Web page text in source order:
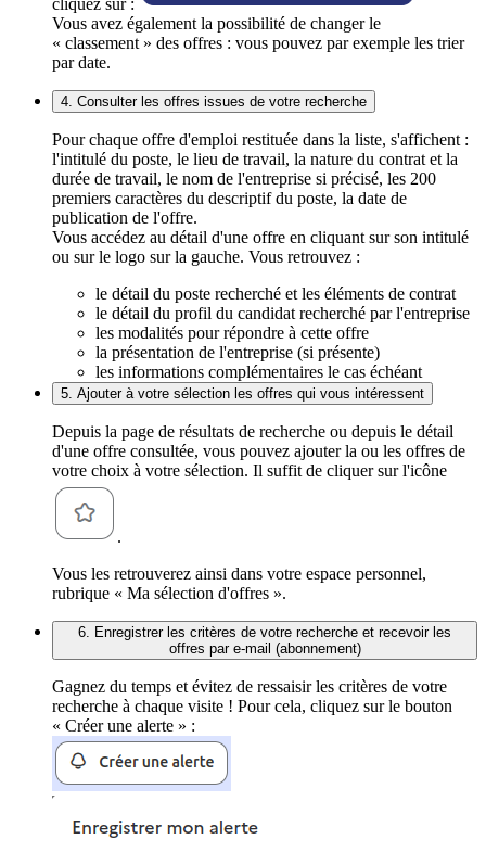
Vous avez également la possibilité de changer le
« classement » des offres : vous pouvez par exemple les trier
par date.
4. Consulter les offres issues de votre recherche
Pour chaque offre d'emploi restituée dans la liste, s'affichent :
l'intitulé du poste, le lieu de travail, la nature du contrat et la
durée de travail, le nom de l'entreprise si précisé, les 200
premiers caractères du descriptif du poste, la date de
publication de l'offre.
Vous accédez au détail d'une offre en cliquant sur son intitulé
ou sur le logo sur la gauche. Vous retrouvez :
le détail du poste recherché et les éléments de contrat
le détail du profil du candidat recherché par l'entreprise
les modalités pour répondre à cette offre
la présentation de l'entreprise (si présente)
les informations complémentaires le cas échéant
5. Ajouter à votre sélection les offres qui vous intéressent
Depuis la page de résultats de recherche ou depuis le détail
d'une offre consultée, vous pouvez ajouter la ou les offres de
votre choix à votre sélection. Il suffit de cliquer sur l'icône
.
Vous les retrouverez ainsi dans votre espace personnel,
rubrique « Ma sélection d'offres ».
6. Enregistrer les critères de votre recherche et recevoir les
offres par e-mail (abonnement)
Gagnez du temps et évitez de ressaisir les critères de votre
recherche à chaque visite ! Pour cela, cliquez sur le bouton
« Créer une alerte » :